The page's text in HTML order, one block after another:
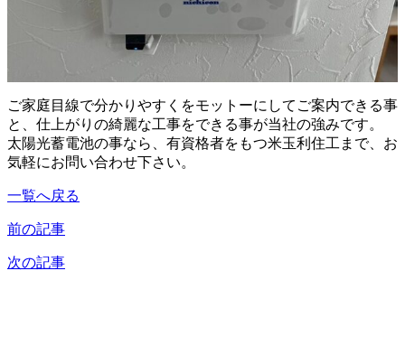
ご家庭目線で分かりやすくをモットーにしてご案内できる事
と、仕上がりの綺麗な工事をできる事が当社の強みです。
太陽光蓄電池の事なら、有資格者をもつ米玉利住工まで、お
気軽にお問い合わせ下さい。
一覧へ戻る
前の記事
次の記事